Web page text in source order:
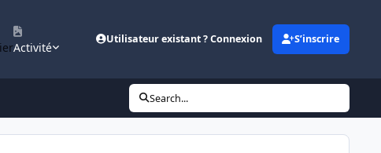
Activité
Utilisateur existant ? Connexion S’inscrire
Search...